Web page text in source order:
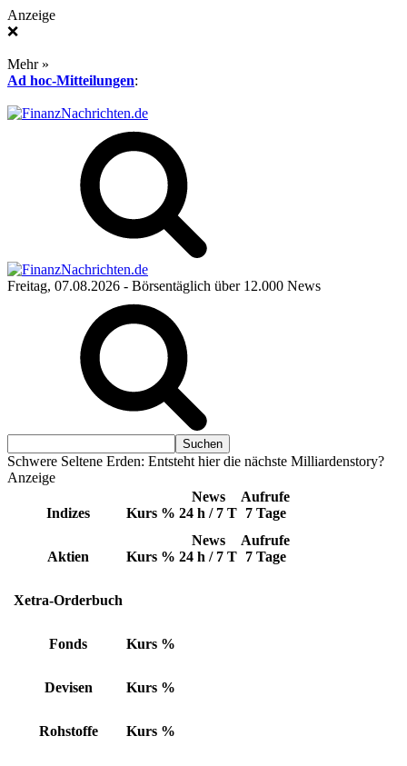
Anzeige
❌
Mehr »
Ad hoc-Mitteilungen:
Freitag, 07.08.2026 - Börsentäglich über 12.000 News
Schwere Seltene Erden: Entsteht hier die nächste Milliardenstory?
Anzeige
Indizes Kurs %
News
24 h / 7 T
Aufrufe
7 Tage
Aktien Kurs %
News
24 h / 7 T
Aufrufe
7 Tage
Xetra-Orderbuch
Fonds Kurs %
Devisen Kurs %
Rohstoffe Kurs %